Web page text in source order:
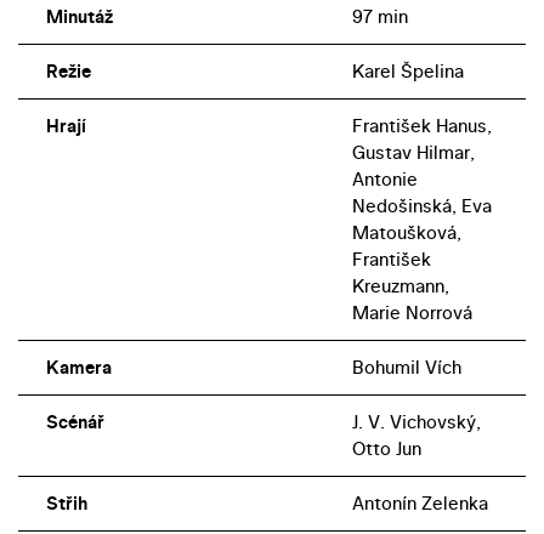
Minutáž 97 min
Režie Karel Špelina
Hrají
František Hanus,
Gustav Hilmar,
Antonie
Nedošinská, Eva
Matoušková,
František
Kreuzmann,
Marie Norrová
Kamera Bohumil Vích
Scénář
J. V. Vichovský,
Otto Jun
Střih Antonín Zelenka